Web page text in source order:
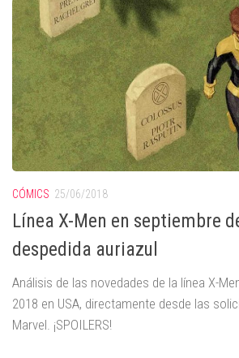
CÓMICS 25/06/2018
Línea X-Men en septiembre
despedida auriazul
Análisis de las novedades de la línea X-
2018 en USA, directamente desde las
Marvel. ¡SPOILERS!